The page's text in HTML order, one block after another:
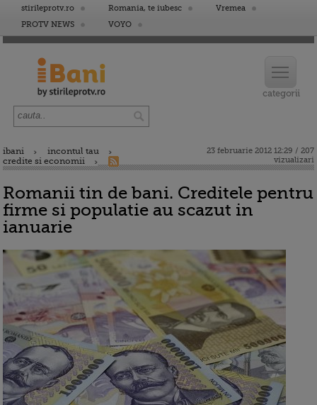
stirileprotv.ro Romania, te iubesc
Vremea
PROTV NEWS
VOYO
ibani
incontul tau
credite si economii
23 februarie 2012 12:29 / 207
vizualizari
Romanii tin de bani. Creditele pentru
firme si populatie au scazut in
ianuarie